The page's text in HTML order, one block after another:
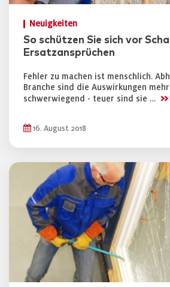
Neuigkeiten
So schützen Sie sich vor
Ersatzansprüchen
Fehler zu machen ist menschlich.
Branche sind die Auswirkungen
schwerwiegend - teuer sind sie … >>
16. August 2018